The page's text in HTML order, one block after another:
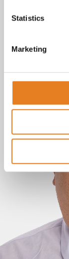
Statistics
Marketing